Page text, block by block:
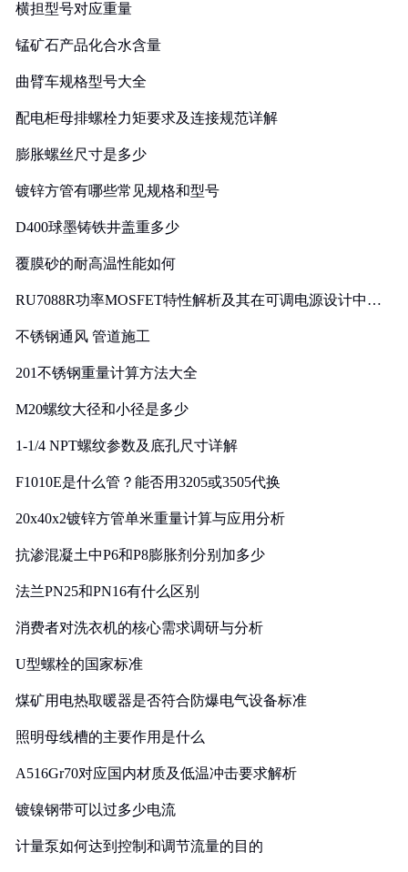
横担型号对应重量
锰矿石产品化合水含量
曲臂车规格型号大全
配电柜母排螺栓力矩要求及连接规范详解
膨胀螺丝尺寸是多少
镀锌方管有哪些常见规格和型号
D400球墨铸铁井盖重多少
覆膜砂的耐高温性能如何
RU7088R功率MOSFET特性解析及其在可调电源设计中的
不锈钢通风 管道施工
201不锈钢重量计算方法大全
M20螺纹大径和小径是多少
1-1/4 NPT螺纹参数及底孔尺寸详解
F1010E是什么管？能否用3205或3505代换
20x40x2镀锌方管单米重量计算与应用分析
抗渗混凝土中P6和P8膨胀剂分别加多少
法兰PN25和PN16有什么区别
消费者对洗衣机的核心需求调研与分析
U型螺栓的国家标准
煤矿用电热取暖器是否符合防爆电气设备标准
照明母线槽的主要作用是什么
A516Gr70对应国内材质及低温冲击要求解析
镀镍钢带可以过多少电流
计量泵如何达到控制和调节流量的目的